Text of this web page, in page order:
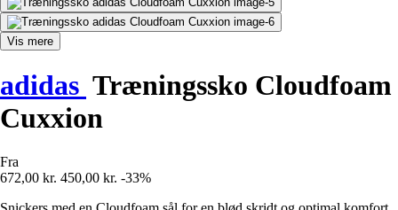
Vis mere
adidas Træningssko Cloudfoam
Cuxxion
Fra
672,00 kr. 450,00 kr. -33%